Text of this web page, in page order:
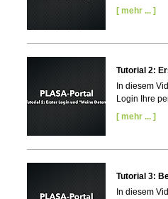
[ mehr ... ]
Tutorial 2:
In diesem
Login Ihre
[ mehr ... ]
Tutorial 3:
In diesem